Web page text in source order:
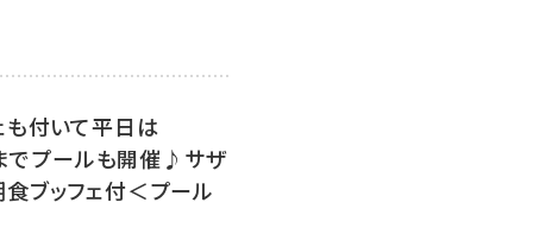
も付いて平日は
でプールも開催♪サザ
ブッフェ付＜プール